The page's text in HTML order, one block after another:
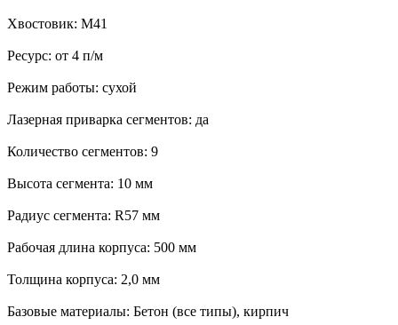
Хвостовик: М41
Ресурс: от 4 п/м
Режим работы: сухой
Лазерная приварка сегментов: да
Количество сегментов: 9
Высота сегмента: 10 мм
Радиус сегмента: R57 мм
Рабочая длина корпуса: 500 мм
Толщина корпуса: 2,0 мм
Базовые материалы: Бетон (все типы), кирпич